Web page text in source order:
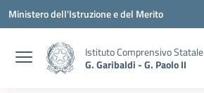
Vai ai contenuti
Vai al menu di navigazione
Vai al footer
Ministero dell'Istruzione e del Merito
Istituto Comprensivo Statale
G. Garibaldi - G. Paolo II